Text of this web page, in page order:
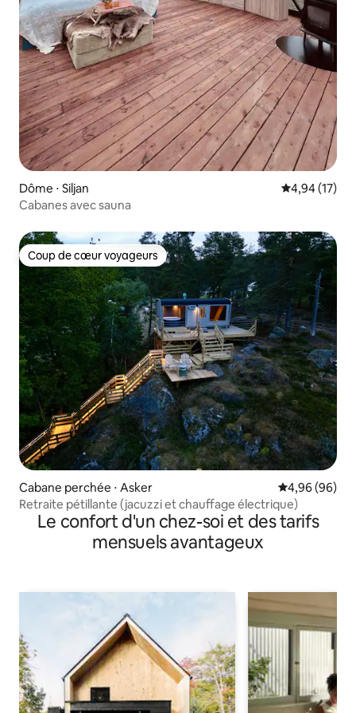
Dôme ⋅ Siljan Évaluation
4,94 (17)
Cabanes avec sauna
Coup de cœur voyageurs
Coup de cœur voyageurs
Cabane perchée ⋅ Asker Évaluation
4,96 (96)
Retraite pétillante (jacuzzi et chauffage électrique)
Le confort d'un chez-soi et des tarifs
mensuels avantageux